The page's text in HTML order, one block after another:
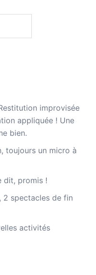
improvisée
appliquée ! Une
bien.
toujours un micro à
dit, promis !
2 spectacles de fin
activités